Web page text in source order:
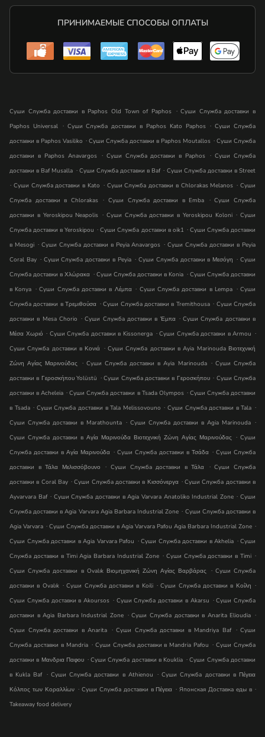
ПРИНИМАЕМЫЕ СПОСОБЫ ОПЛАТЫ
Суши Служба доставки в Paphos Old Town of Paphos . Суши Служба доставки в
Paphos Universal . Суши Служба доставки в Paphos Kato Paphos . Суши Служба
доставки в Paphos Vasiliko . Суши Служба доставки в Paphos Moutallos . Суши Служба
доставки в Paphos Anavargos . Суши Служба доставки в Paphos . Суши Служба
доставки в Baf Musalla . Суши Служба доставки в Baf . Суши Служба доставки в Street
. Суши Служба доставки в Kato . Суши Служба доставки в Chlorakas Melanos . Суши
Служба доставки в Chlorakas
. Суши Служба доставки в Emba . Суши Служба
доставки в Yeroskipou Neapolis . Суши Служба доставки в Yeroskipou Koloni . Суши
Служба доставки в Yeroskipou . Суши Служба доставки в oik1 . Суши Служба доставки
в Mesogi . Суши Служба доставки в Peyia Anavargos . Суши Служба доставки в Peyia
Coral Bay . Суши Служба доставки в Peyia . Суши Служба доставки в Μεσόγη . Суши
Служба доставки в Χλώρακα . Суши Служба доставки в Konia . Суши Служба доставки
в Konya . Суши Служба доставки в Λέμπα . Суши Служба доставки в Lempa . Суши
Служба доставки в Τρεμιθούσα . Суши Служба доставки в Tremithousa . Суши Служба
доставки в Mesa Chorio . Суши Служба доставки в Έμπα . Суши Служба доставки в
Μέσα Χωριό . Суши Служба доставки в Kissonerga . Суши Служба доставки в Armou .
Суши Служба доставки в Κονιά . Суши Служба доставки в Ayia Marinouda Βιοτεχνική
Ζώνη Αγίας Μαρινούδας . Суши Служба доставки в Ayia Marinouda . Суши Служба
доставки в Γεροσκήπου Yolüstü . Суши Служба доставки в Γεροσκήπου . Суши Служба
доставки в Acheleia . Суши Служба доставки в Tsada Olympos . Суши Служба доставки
в Tsada . Суши Служба доставки в Tala Melissovouno . Суши Служба доставки в Tala .
Суши Служба доставки в Marathounta . Суши Служба доставки в Agia Marinouda .
Суши Служба доставки в Αγία Μαρινούδα Βιοτεχνική Ζώνη Αγίας Μαρινούδας . Суши
Служба доставки в Αγία Μαρινούδα . Суши Служба доставки в Τσάδα . Суши Служба
доставки в Τάλα Μελισσόβουνο
. Суши Служба доставки в Τάλα . Суши Служба
доставки в Coral Bay . Суши Служба доставки в Κισσόνεργα . Суши Служба доставки в
Ayvarvara Baf . Суши Служба доставки в Agia Varvara Anatoliko Industrial Zone . Суши
Служба доставки в Agia Varvara Agia Barbara Industrial Zone . Суши Служба доставки в
Agia Varvara . Суши Служба доставки в Agia Varvara Pafou Agia Barbara Industrial Zone .
Суши Служба доставки в Agia Varvara Pafou . Суши Служба доставки в Akhelia . Суши
Служба доставки в Timi Agia Barbara Industrial Zone . Суши Служба доставки в Timi .
Суши Служба доставки в Ovalık Βιομηχανική Ζώνη Αγίας Βαρβάρας . Суши Служба
доставки в Ovalık . Суши Служба доставки в Koili . Суши Служба доставки в Κοίλη .
Суши Служба доставки в Akoursos . Суши Служба доставки в Akarsu . Суши Служба
доставки в Agia Barbara Industrial Zone . Суши Служба доставки в Anarita Elioudia .
Суши Служба доставки в Anarita . Суши Служба доставки в Mandri̇ya Baf . Суши
Служба доставки в Mandria . Суши Служба доставки в Mandria Pafou . Суши Служба
доставки в Μανδρια Παφου . Суши Служба доставки в Kouklia . Суши Служба доставки
в Kukla Baf . Суши Служба доставки в Athienou . Суши Служба доставки в Πέγεια
Κόλπος των Κοραλλίων . Суши Служба доставки в Πέγεια . Японская Доставка еды в .
Takeaway food delivery